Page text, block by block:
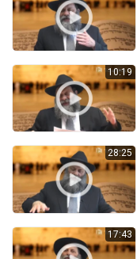
10:19
28:25
17:43